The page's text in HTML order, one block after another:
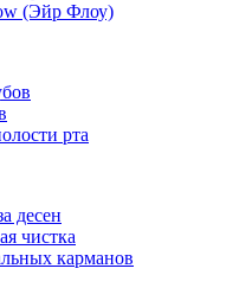
(Эйр Флоу)
рта
десен
чистка
карманов